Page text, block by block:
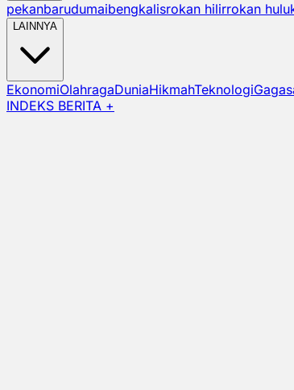
pekanbarudumaibengkalisrokan hilirrokan hulu
LAINNYA
EkonomiOlahragaDuniaHikmahTeknologi
INDEKS BERITA +